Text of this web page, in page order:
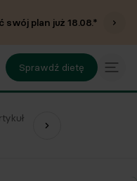
swój plan już18.08.*
Sprawdź dietę